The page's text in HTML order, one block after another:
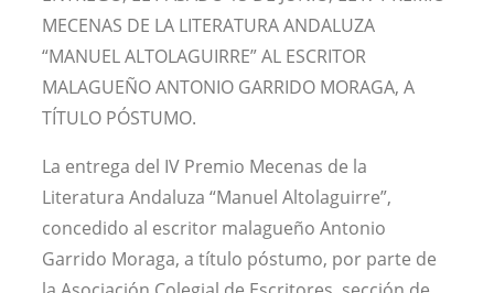
MECENAS DE LA LITERATURA ANDALUZA
“MANUEL ALTOLAGUIRRE” AL ESCRITOR
MALAGUEÑO ANTONIO GARRIDO MORAGA, A
TÍTULO PÓSTUMO.
La entrega del IV Premio Mecenas de la
Literatura Andaluza “Manuel Altolaguirre”,
concedido al escritor malagueño Antonio
Garrido Moraga, a título póstumo, por parte de